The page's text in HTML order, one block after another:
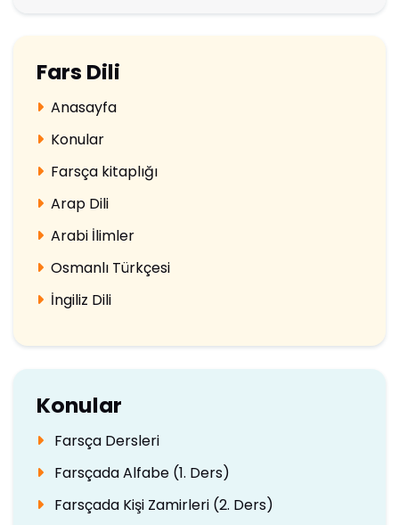
Fars Dili
Anasayfa
Konular
Farsça kitaplığı
Arap Dili
Arabi İlimler
Osmanlı Türkçesi
İngiliz Dili
Konular
Farsça Dersleri
Farsçada Alfabe (1. Ders)
Farsçada Kişi Zamirleri (2. Ders)